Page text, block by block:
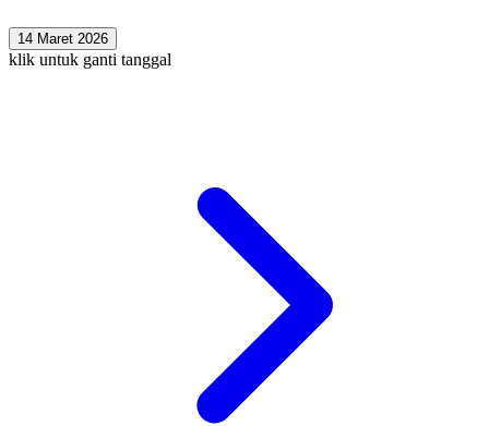
14 Maret 2026
klik untuk ganti tanggal